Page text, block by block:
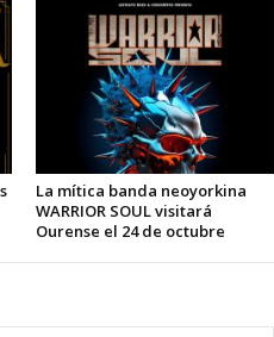
La mítica banda neoyorkina
WARRIOR SOUL visitará
Ourense el 24 de octubre